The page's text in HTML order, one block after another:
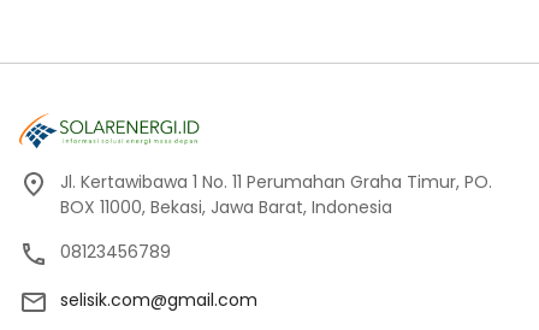
Jl. Kertawibawa 1 No. 11 Perumahan Graha Timur, PO.
BOX 11000, Bekasi, Jawa Barat, Indonesia
08123456789
selisik.com@gmail.com